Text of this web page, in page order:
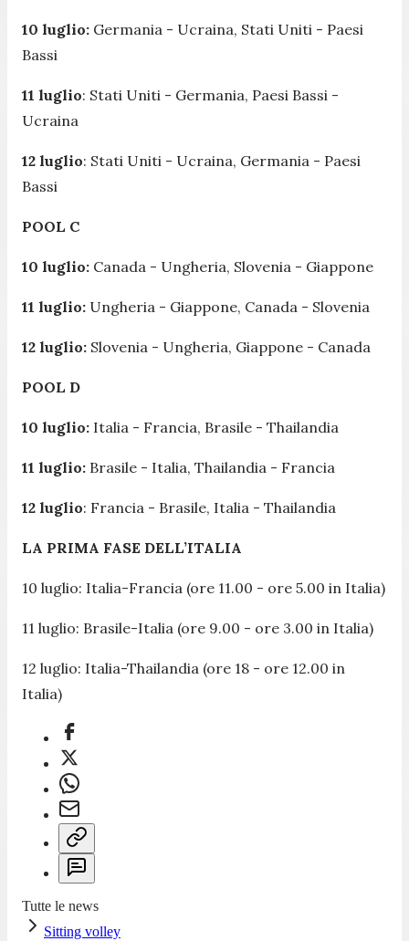
10 luglio: Germania - Ucraina, Stati Uniti - Paesi
Bassi
11 luglio: Stati Uniti - Germania, Paesi Bassi -
Ucraina
12 luglio: Stati Uniti - Ucraina, Germania - Paesi
Bassi
POOL C
10 luglio: Canada - Ungheria, Slovenia - Giappone
11 luglio: Ungheria - Giappone, Canada - Slovenia
12 luglio: Slovenia - Ungheria, Giappone - Canada
POOL D
10 luglio: Italia - Francia, Brasile - Thailandia
11 luglio: Brasile - Italia, Thailandia - Francia
12 luglio: Francia - Brasile, Italia - Thailandia
LA PRIMA FASE DELL’ITALIA
10 luglio: Italia-Francia (ore 11.00 - ore 5.00 in Italia)
11 luglio: Brasile-Italia (ore 9.00 - ore 3.00 in Italia)
12 luglio: Italia-Thailandia (ore 18 - ore 12.00 in
Italia)
Tutte le news
Sitting volley